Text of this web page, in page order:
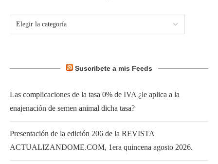
Suscribete a mis Feeds
Las complicaciones de la tasa 0% de IVA ¿le aplica a la
enajenación de semen animal dicha tasa?
Presentación de la edición 206 de la REVISTA
ACTUALIZANDOME.COM, 1era quincena agosto 2026.